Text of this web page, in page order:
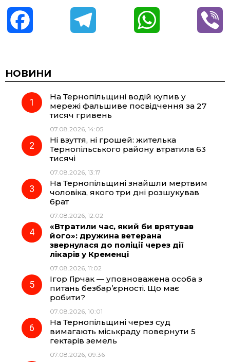
c
e
o
k
e
r
a
t
A
НОВИНИ
На Тернопільщині водій купив у
мережі фальшиве посвідчення за 27
тисяч гривень
07.08.2026, 14:05
Ні взуття, ні грошей: жителька
Тернопільського району втратила 63
тисячі
07.08.2026, 13:17
На Тернопільщині знайшли мертвим
чоловіка, якого три дні розшукував
брат
07.08.2026, 12:02
«Втратили час, який би врятував
його»: дружина ветерана
звернулася до поліції через дії
лікарів у Кременці
07.08.2026, 11:02
Ігор Гірчак — уповноважена особа з
питань безбар’єрності. Що має
робити?
07.08.2026, 10:01
На Тернопільщині через суд
вимагають міськраду повернути 5
гектарів земель
07.08.2026, 09:36